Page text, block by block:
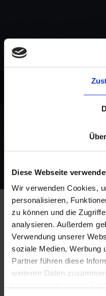
Diese Webseite
Wir verwenden Cookies,
personalisieren,
zu können und die
analysieren. Außerdem
Verwendung unserer
soziale Medien, Werbung
Partner führen diese
weiteren Daten